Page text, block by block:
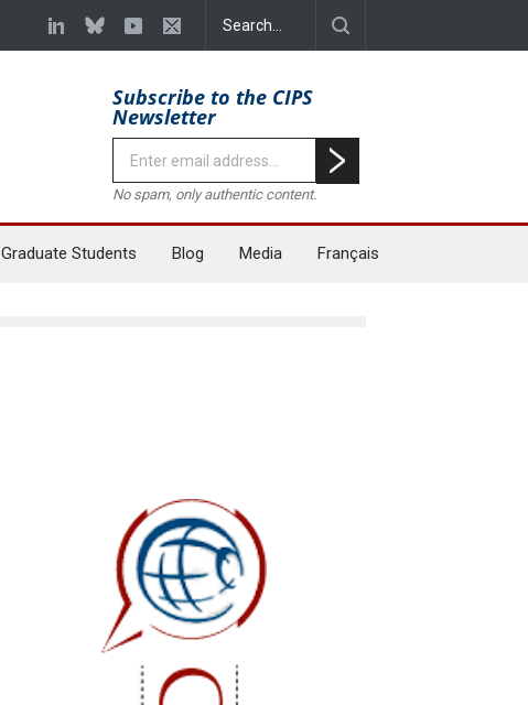
Subscribe to the CIPS
Newsletter
No spam, only authentic content.
Graduate Students Blog Media Français